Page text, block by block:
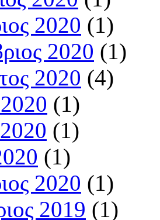
2020 (1)
2020 (1)
2020 (4)
(1)
(1)
(1)
2020 (1)
2019 (1)